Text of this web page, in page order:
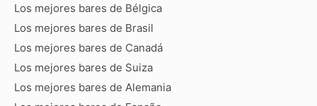
Los mejores bares de Bélgica
Los mejores bares de Brasil
Los mejores bares de Canadá
Los mejores bares de Suiza
Los mejores bares de Alemania